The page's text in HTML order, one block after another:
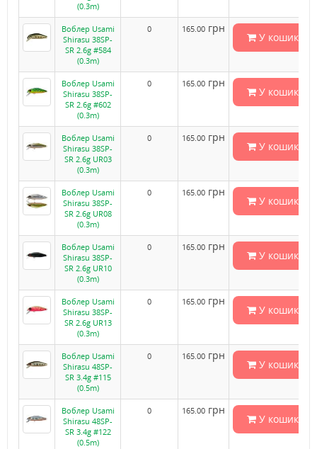
(0.3m)
Воблер Usami
Shirasu 38SP-
SR 2.6g #584
(0.3m)
0 165.00 грн
У кошик
Воблер Usami
Shirasu 38SP-
SR 2.6g #602
(0.3m)
0 165.00 грн
У кошик
Воблер Usami
Shirasu 38SP-
SR 2.6g UR03
(0.3m)
0 165.00 грн
У кошик
Воблер Usami
Shirasu 38SP-
SR 2.6g UR08
(0.3m)
0 165.00 грн
У кошик
Воблер Usami
Shirasu 38SP-
SR 2.6g UR10
(0.3m)
0 165.00 грн
У кошик
Воблер Usami
Shirasu 38SP-
SR 2.6g UR13
(0.3m)
0 165.00 грн
У кошик
Воблер Usami
Shirasu 48SP-
SR 3.4g #115
(0.5m)
0 165.00 грн
У кошик
Воблер Usami
Shirasu 48SP-
SR 3.4g #122
(0.5m)
0 165.00 грн
У кошик